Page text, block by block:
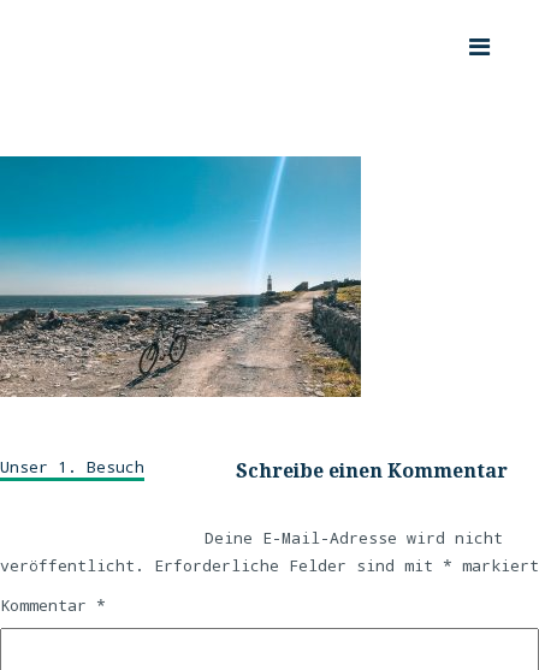
Unser 1. Besuch Schreibe einen Kommentar
Deine E-Mail-Adresse wird nicht
veröffentlicht.
Erforderliche Felder sind mit * markiert
Kommentar *